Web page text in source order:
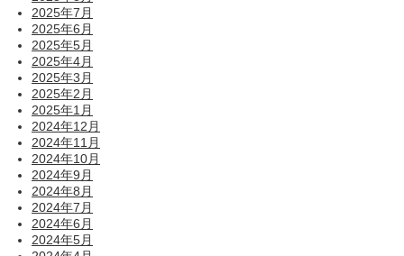
2025年7月
2025年6月
2025年5月
2025年4月
2025年3月
2025年2月
2025年1月
2024年12月
2024年11月
2024年10月
2024年9月
2024年8月
2024年7月
2024年6月
2024年5月